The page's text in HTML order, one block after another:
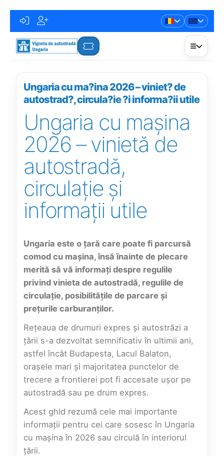
Ungaria cu ma?ina 2026 – viniet? de
autostrad?, circula?ie ?i informa?ii utile
Ungaria cu mașina
2026 – vinietă de
autostradă,
circulație și
informații utile
Ungaria este o țară care poate fi parcursă
comod cu mașina, însă înainte de plecare
merită să vă informați despre regulile
privind vinieta de autostradă, regulile de
circulație, posibilitățile de parcare și
prețurile carburanților.
Rețeaua de drumuri expres și autostrăzi a
țării s-a dezvoltat semnificativ în ultimii ani,
astfel încât Budapesta, Lacul Balaton,
orașele mari și majoritatea punctelor de
trecere a frontierei pot fi accesate ușor pe
autostradă sau pe drum expres.
Acest ghid rezumă cele mai importante
informații pentru cei care sosesc în Ungaria
cu mașina în 2026 sau circulă în interiorul
țării.